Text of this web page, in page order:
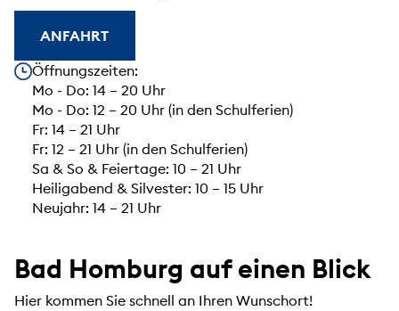
ANFAHRT
Unsere Öffnungszeiten
Öffnungszeiten:
Mo - Do: 14 – 20 Uhr
Mo - Do: 12 – 20 Uhr (in den Schulferien)
Fr: 14 – 21 Uhr
Fr: 12 – 21 Uhr (in den Schulferien)
Sa & So & Feiertage: 10 – 21 Uhr
Heiligabend & Silvester: 10 – 15 Uhr
Neujahr: 14 – 21 Uhr
Bad Homburg auf einen Blick
Hier kommen Sie schnell an Ihren Wunschort!